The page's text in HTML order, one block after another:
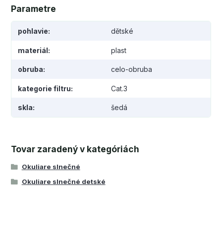
Parametre
pohlavie dětské
materiál plast
obruba celo-obruba
kategorie filtru Cat.3
skla šedá
Tovar zaradený v kategóriách
Okuliare slnečné
Okuliare slnečné detské